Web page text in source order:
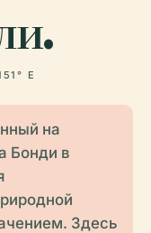
E
на
Бонди в
Здесь